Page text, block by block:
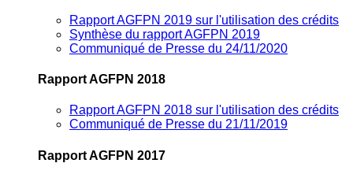
Rapport AGFPN 2019 sur l'utilisation des crédits
Synthèse du rapport AGFPN 2019
Communiqué de Presse du 24/11/2020
Rapport AGFPN 2018
Rapport AGFPN 2018 sur l'utilisation des crédits
Communiqué de Presse du 21/11/2019
Rapport AGFPN 2017